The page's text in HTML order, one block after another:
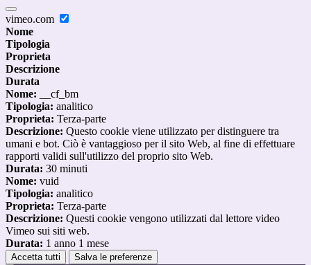
vimeo.com
Nome
Tipologia
Proprieta
Descrizione
Durata
Nome: __cf_bm
Tipologia: analitico
Proprieta: Terza-parte
Descrizione: Questo cookie viene utilizzato per distinguere tra
umani e bot. Ciò è vantaggioso per il sito Web, al fine di effettuare
rapporti validi sull'utilizzo del proprio sito Web.
Durata: 30 minuti
Nome: vuid
Tipologia: analitico
Proprieta: Terza-parte
Descrizione: Questi cookie vengono utilizzati dal lettore video
Vimeo sui siti web.
Durata: 1 anno 1 mese
Accetta tutti Salva le preferenze